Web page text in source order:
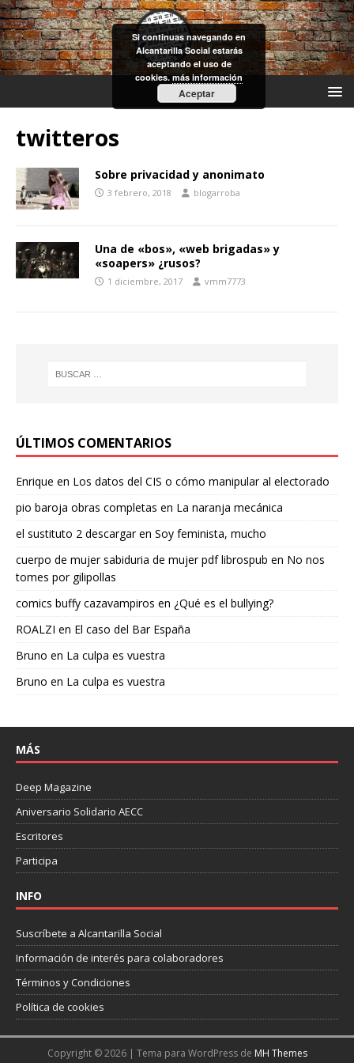
twitteros
Sobre privacidad y anonimato
3 febrero, 2018 blogarroba
Una de «bos», «web brigadas» y
«soapers» ¿rusos?
1 diciembre, 2017 vmm7773
ÚLTIMOS COMENTARIOS
Enrique en Los datos del CIS o cómo manipular al electorado
pio baroja obras completas en La naranja mecánica
el sustituto 2 descargaren Soy feminista, mucho
cuerpo de mujer sabiduria de mujer pdf librospub en No nos
tomes por gilipollas
comics buffy cazavampiros en ¿Qué es el bullying?
ROALZI en El caso del Bar España
Bruno en La culpa es vuestra
Bruno en La culpa es vuestra
MÁS
Deep Magazine
Aniversario Solidario AECC
Escritores
Participa
INFO
Suscríbete a Alcantarilla Social
Información de interés para colaboradores
Términos y Condiciones
Política de cookies
Copyright © 2026 | Tema para WordPress de MH Themes
Si continuas navegando en
Alcantarilla Social estarás
aceptando el uso de
cookies.más información
Aceptar